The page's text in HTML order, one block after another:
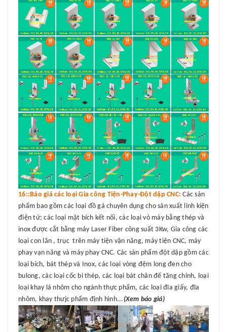
16::Báo giá các loại Gia công Tiện-Phay-Đột dập CNC: Các sản
phẩm bao gồm các loại đồ gá chuyên dụng cho sản xuất linh kiện
điện tử; các loại mặt bích kết nối, các loại vỏ máy bằng thép và
inox được cắt bằng máy Laser Fiber công suất 3Kw, Gia công các
loại con lăn , trục trên máy tiện vận năng, máy tiện CNC, máy
phay vạn năng và máy phay CNC. Các sản phẩm đột dập gồm các
loại bích, bát thép và Inox, các loại vòng đệm long đen cho
bulong, các loại cốc bi thép, các loại bát chân đế tăng chỉnh, loại
loại khay lá nhôm cho ngành thực phẩm, các loại đĩa giấy, đĩa
nhôm, khay thưjc phẩm định hình... (Xem báo giá)